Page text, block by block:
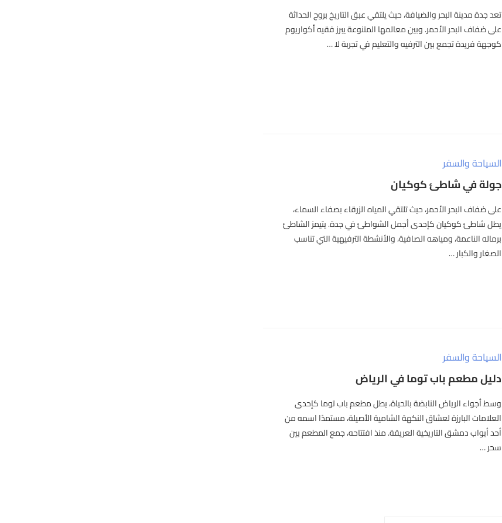
تعد جدة مدينة البحر والضيافة، حيث يلتقي عبق التاريخ بروح الحداثة
على ضفاف البحر الأحمر. وبين معالمها المتنوعة يبرز فقيه أكواريوم
كوجهة فريدة تجمع بين الترفيه والتعليم في تجربة لا …
السياحة والسفر
جولة في شاطئ كوكيان
على ضفاف البحر الأحمر، حيث تلتقي المياه الزرقاء بصفاء السماء،
يطل شاطئ كوكيان كإحدى أجمل الشواطئ في جدة. يتيمز الشاطئ
برماله الناعمة، ومياهه الصافية، والأنشطة الترفيهية التي تناسب
الصغار والكبار …
السياحة والسفر
دليل مطعم باب توما في الرياض
وسط أجواء الرياض النابضة بالحياة، يطل مطعم باب توما كإحدى
العلامات البارزة لعشاق النكهة الشامية الأصيلة، مستمدًا اسمه من
أحد أبواب دمشق التاريخية العريقة. منذ افتتاحه، جمع المطعم بين
سحر …